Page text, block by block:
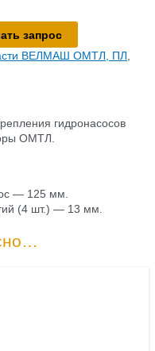
запрос
ВЕЛМАШ ОМТЛ, ПЛ,
гидронасосов
ОМТЛ.
— 125 мм.
(4 шт.) — 13 мм.